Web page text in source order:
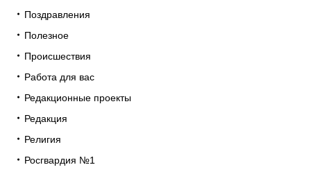
Поздравления
Полезное
Происшествия
Работа для вас
Редакционные проекты
Редакция
Религия
Росгвардия №1